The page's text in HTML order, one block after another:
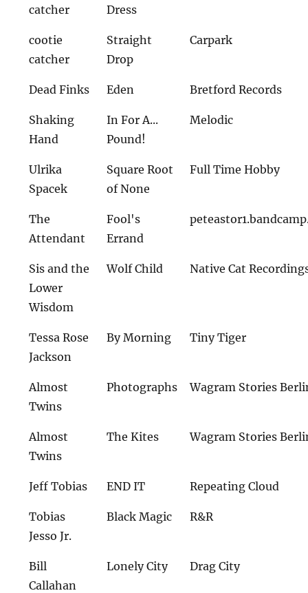
catcher
Dress
cootie
catcher
Straight
Drop
Carpark
Dead Finks Eden Bretford Records
Shaking
Hand
In For A...
Pound!
Melodic
Ulrika
Spacek
Square Root
of None
Full Time Hobby
The
Attendant
Fool's
Errand
Sis and the
Lower
Wisdom
Wolf Child Native Cat
Tessa Rose
Jackson
By Morning Tiny Tiger
Almost
Twins
Photographs Wagram Stories
Almost
Twins
The Kites Wagram Stories
Jeff Tobias END IT Repeating Cloud
Tobias
Jesso Jr.
Black Magic R&R
Bill
Callahan
Lonely City Drag City